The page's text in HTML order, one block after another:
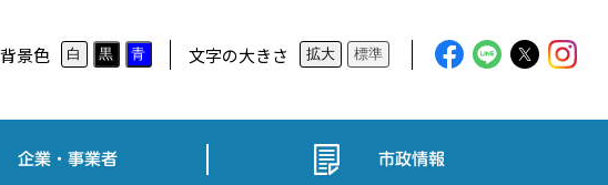
背景色 白 黒 青 文字の大きさ 拡大 標準
企業・事業者 市政情報